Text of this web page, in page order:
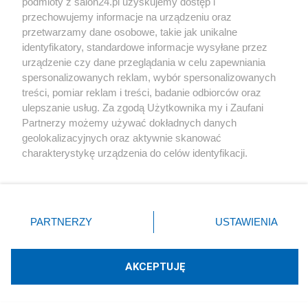
Redakcja
#Badania i rozwój
fragment ludzkiego ciała
przechowujemy informacje na urządzeniu oraz
przetwarzamy dane osobowe, takie jak unikalne
identyfikatory, standardowe informacje wysyłane przez
urządzenie czy dane przeglądania w celu zapewniania
spersonalizowanych reklam, wybór spersonalizowanych
treści, pomiar reklam i treści, badanie odbiorców oraz
ulepszanie usług. Za zgodą Użytkownika my i Zaufani
Partnerzy możemy używać dokładnych danych
geolokalizacyjnych oraz aktywnie skanować
charakterystykę urządzenia do celów identyfikacji.
zmienić/wycofać klikając przycisk ustawień prywatności
znajdujący się w lewym dolnym rogu strony
rodzaje przetwarzania danych nie wymagają zgody
użytkownika, ale masz prawo sprzeciwić się takiemu
PARTNERZY USTAWIENIA
AKCEPTUJĘ